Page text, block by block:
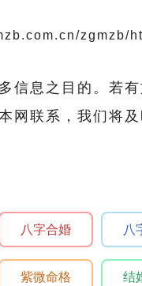
zgmzb/
信息之目的。若
网联系，我们将及
八字合婚 八
紫微命格 结